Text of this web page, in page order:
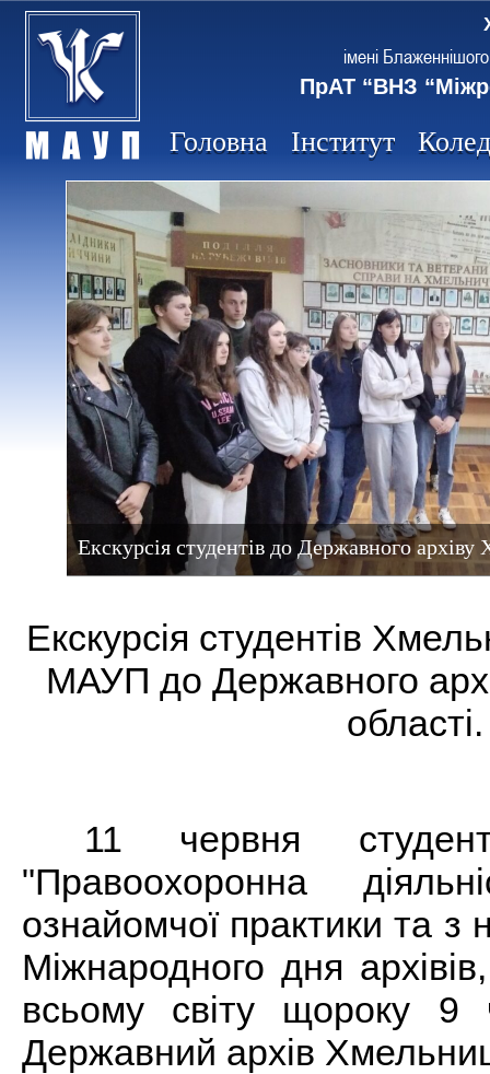
імені
ПрАТ “ВНЗ
Головна Інститут
Екскурсія студентів до Державного архіву
Екскурсія студентів
МАУП до Державного
області.
11 червня
"Правоохоронна
ознайомчої практики та з
Міжнародного дня
всьому світу щороку 9
Державний архів